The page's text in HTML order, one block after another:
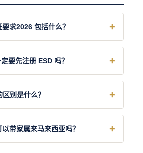
求2026 包括什么？
要先注册 ESD 吗？
别是什么？
带家属来马来西亚吗？